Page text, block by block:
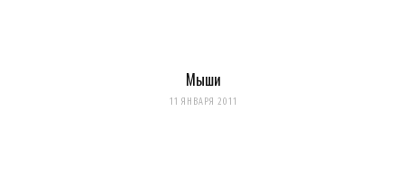
Мыши
11 ЯНВАРЯ 2011